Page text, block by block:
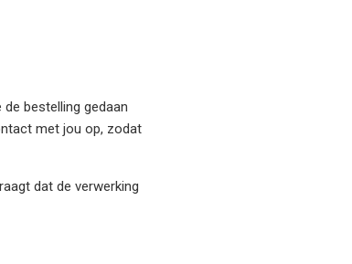
bestelling gedaan
met jou op, zodat
dat de verwerking